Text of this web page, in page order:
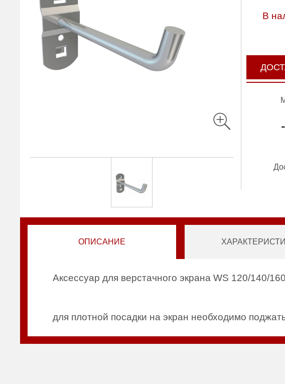
В
-
ОПИСАНИЕ
Аксессуар для верстачного экрана WS 120/140/
для плотной посадки на экран необходимо